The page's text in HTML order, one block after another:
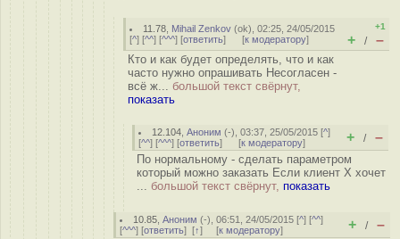
11.78 Mihail Zenkov (ok), 02:25, 24/05/2015
[^] [^^] [^^^] [ответить] [к модератору]
+1
+ / –
Кто и как будет определять, что и как
часто нужно опрашивать Несогласен -
всё ж... большой текст свёрнут,
показать
12.104 ,Аноним (-), 03:37, 25/05/2015 [^]
[^^] [^^^] [ответить] [к модератору] + / –
По нормальному - сделать параметром
который можно заказать Если клиент X хочет
... большой текст свёрнут, показать
10.85 ,Аноним (-), 06:51, 24/05/2015 [^] [^^]
[^^^] [ответить] [↑] [к модератору] + / –